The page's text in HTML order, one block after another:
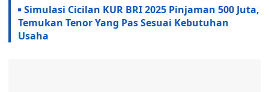
Simulasi Cicilan KUR BRI 2025 Pinjaman 500 Juta,
Temukan Tenor Yang Pas Sesuai Kebutuhan
Usaha